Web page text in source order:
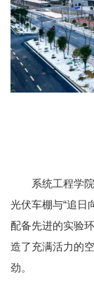
系统工程学
光伏车棚与“追日
配备先进的实验
造了充满活力的
劲。